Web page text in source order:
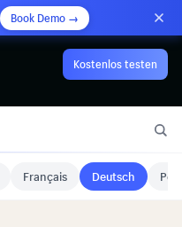
Book Demo →
Kostenlos testen
Français Deutsch